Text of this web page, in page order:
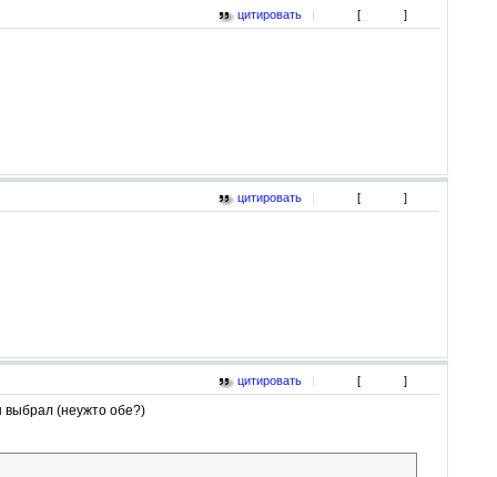
цитировать [ ]
цитировать [ ]
цитировать [ ]
выбрал (неужто обе?)